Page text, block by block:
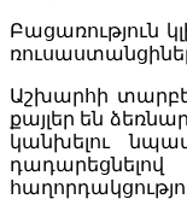
Բացառություն
Աշխարհի
քայլեր են
կանխելու